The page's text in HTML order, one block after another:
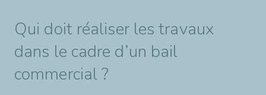
Qui doit réaliser les travaux
dans le cadre d’un bail
commercial ?